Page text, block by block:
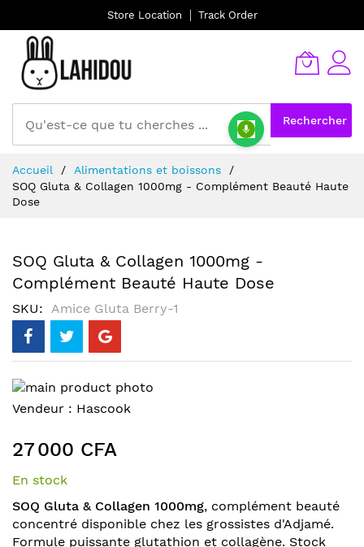
Store Location Track Order
Rechercher
au
contenu
Accueil
Alimentations et boissons
SOQ Gluta & Collagen 1000mg - Complément Beauté Haute
Dose
SOQ Gluta & Collagen 1000mg -
Complément Beauté Haute Dose
SKU Amice Gluta Berry-1
Skip
to
end
of
the
gallery
Skip
the
beginning
of
images
gallery
Vendeur : Hascook
27 000 CFA
En stock
SOQ Gluta & Collagen 1000mg, complément beauté
concentré disponible chez les grossistes d'Adjamé.
Formule puissante glutathion et collagène. Stock